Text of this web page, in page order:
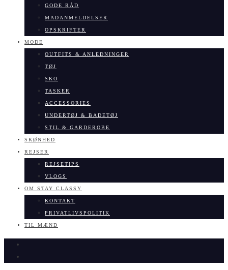
GODE RÅD
MADANMELDELSER
OPSKRIFTER
MODE
OUTFITS & ANLEDNINGER
TØJ
SKO
TASKER
ACCESSORIES
UNDERTØJ & BADETØJ
STIL & GARDEROBE
SKØNHED
REJSER
REJSETIPS
VLOGS
OM STAY CLASSY
KONTAKT
PRIVATLIVSPOLITIK
TIL MÆND